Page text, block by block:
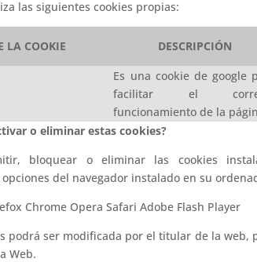
las siguientes cookies propias:
LA COOKIE DESCRIPCIÓN
Es una cookie de google
facilitar el
funcionamiento de la
o eliminar estas cookies?
bloquear o eliminar las cookies
del navegador instalado en su
Chrome Opera Safari Adobe Flash Player
podrá ser modificada por el titular de la web,
Web.